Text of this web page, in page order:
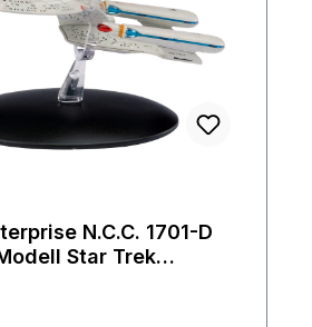
Bewertung von 5 von 5 Sternen
N.C.C. 1701-D
Star Trek